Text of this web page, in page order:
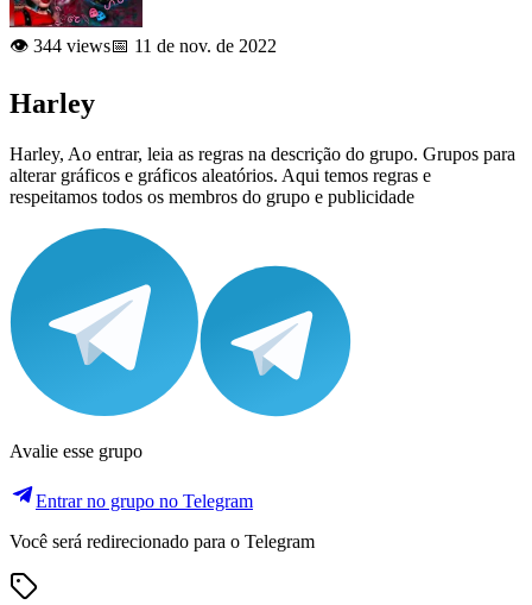
👁️ 344 views📅 11 de nov. de 2022
Harley
Harley, Ao entrar, leia as regras na descrição do grupo. Grupos para
alterar gráficos e gráficos aleatórios. Aqui temos regras e
respeitamos todos os membros do grupo e publicidade
Avalie esse grupo
Entrar no grupo no Telegram
Você será redirecionado para o Telegram